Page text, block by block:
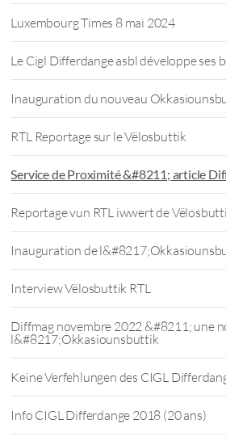
Luxembourg Times 8 mai 2024
Le Cigl Differdange asbl développe ses
Inauguration du nouveau
RTL Reportage sur le Vëlosbuttik
Service de Proximité &#8211; article
Reportage vun RTL iwwert de
Inauguration de
Interview Vëlosbuttik RTL
Diffmag novembre 2022 &#8211; une
l&#8217;Okkasiounsbuttik
Keine Verfehlungen des CIGL
Info CIGL Differdange 2018 (20 ans)